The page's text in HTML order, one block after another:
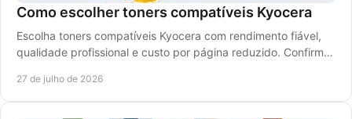
Como escolher toners compatíveis Kyocera
Escolha toners compatíveis Kyocera com rendimento fiável,
qualidade profissional e custo por página reduzido. Confirme
27 de julho de 2026